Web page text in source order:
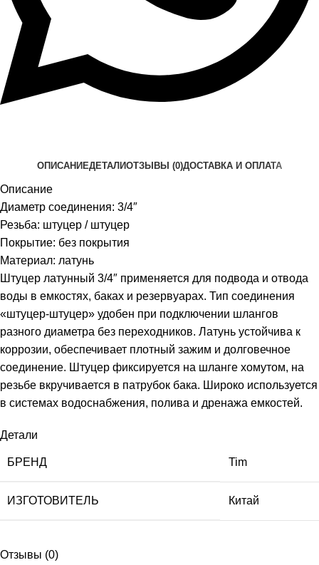
ОПИСАНИЕДЕТАЛИОТЗЫВЫ (0)ДОСТАВКА И ОПЛАТА
Описание
Диаметр соединения: 3/4″
Резьба: штуцер / штуцер
Покрытие: без покрытия
Материал: латунь
Штуцер латунный 3/4″ применяется для подвода и отвода
воды в емкостях, баках и резервуарах. Тип соединения
«штуцер-штуцер» удобен при подключении шлангов
разного диаметра без переходников. Латунь устойчива к
коррозии, обеспечивает плотный зажим и долговечное
соединение. Штуцер фиксируется на шланге хомутом, на
резьбе вкручивается в патрубок бака. Широко используется
в системах водоснабжения, полива и дренажа емкостей.
Детали
БРЕНД Tim
ИЗГОТОВИТЕЛЬ Китай
Отзывы (0)